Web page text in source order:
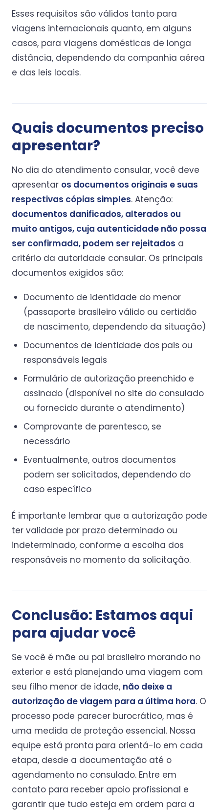
Esses requisitos são válidos tanto para
viagens internacionais quanto, em alguns
casos, para viagens domésticas de longa
distância, dependendo da companhia aérea
e das leis locais.
Quais documentos preciso
apresentar?
No dia do atendimento consular, você deve
apresentar os documentos originais e suas
respectivas cópias simples. Atenção:
documentos danificados, alterados ou
muito antigos, cuja autenticidade não possa
ser confirmada, podem ser rejeitados a
critério da autoridade consular. Os principais
documentos exigidos são:
Documento de identidade do menor
(passaporte brasileiro válido ou certidão
de nascimento, dependendo da situação)
Documentos de identidade dos pais ou
responsáveis legais
Formulário de autorização preenchido e
assinado (disponível no site do consulado
ou fornecido durante o atendimento)
Comprovante de parentesco, se
necessário
Eventualmente, outros documentos
podem ser solicitados, dependendo do
caso específico
É importante lembrar que a autorização pode
ter validade por prazo determinado ou
indeterminado, conforme a escolha dos
responsáveis no momento da solicitação.
Conclusão: Estamos aqui
para ajudar você
Se você é mãe ou pai brasileiro morando no
exterior e está planejando uma viagem com
seu filho menor de idade, não deixe a
autorização de viagem para a última hora. O
processo pode parecer burocrático, mas é
uma medida de proteção essencial. Nossa
equipe está pronta para orientá-lo em cada
etapa, desde a documentação até o
agendamento no consulado. Entre em
contato para receber apoio profissional e
garantir que tudo esteja em ordem para a